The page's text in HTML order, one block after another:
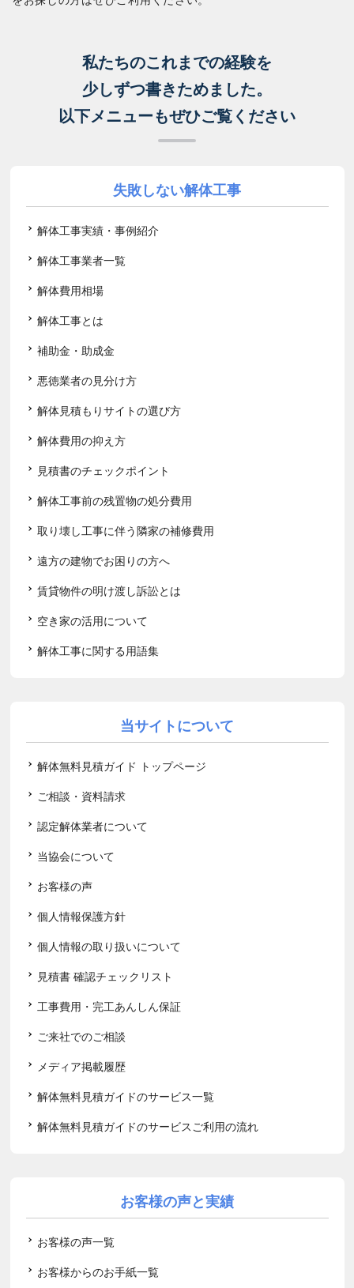
私たちのこれまでの経験を
少しずつ書きためました。
以下メニューもぜひご覧ください
失敗しない解体工事
解体工事実績・事例紹介
解体工事業者一覧
解体費用相場
解体工事とは
補助金・助成金
悪徳業者の見分け方
解体見積もりサイトの選び方
解体費用の抑え方
見積書のチェックポイント
解体工事前の残置物の処分費用
取り壊し工事に伴う隣家の補修費用
遠方の建物でお困りの方へ
賃貸物件の明け渡し訴訟とは
空き家の活用について
解体工事に関する用語集
当サイトについて
解体無料見積ガイド トップページ
ご相談・資料請求
認定解体業者について
当協会について
お客様の声
個人情報保護方針
個人情報の取り扱いについて
見積書 確認チェックリスト
工事費用・完工あんしん保証
ご来社でのご相談
メディア掲載履歴
解体無料見積ガイドのサービス一覧
解体無料見積ガイドのサービスご利用の流れ
お客様の声と実績
お客様の声一覧
お客様からのお手紙一覧